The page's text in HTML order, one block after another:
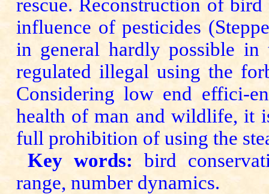
rescue. Reconstruction of
influence of pesticides
in general hardly possible
regulated illegal using the
Considering low end effici-
health of man and wildlife, it
full prohibition of using the
Key words: bird
range, number dynamics.